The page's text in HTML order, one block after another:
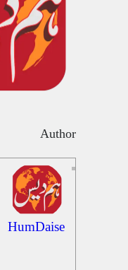
Author
HumDaise